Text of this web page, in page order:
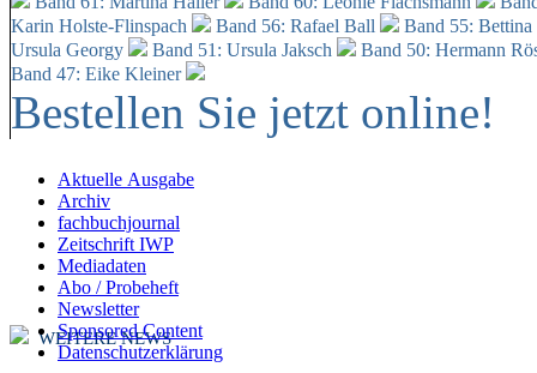
Karin Holste-Flinspach
Band 56: Rafael Ball
Band 55:
Ursula Georgy
Band 51: Ursula Jaksch Band 50: Hermann
Band 47: Eike Kleiner
Bestellen Sie jetzt online!
Aktuelle Ausgabe
Archiv
fachbuchjournal
Zeitschrift IWP
Mediadaten
Abo / Probeheft
Newsletter
Sponsored Content
Datenschutzerklärung
WEITERE NEWS